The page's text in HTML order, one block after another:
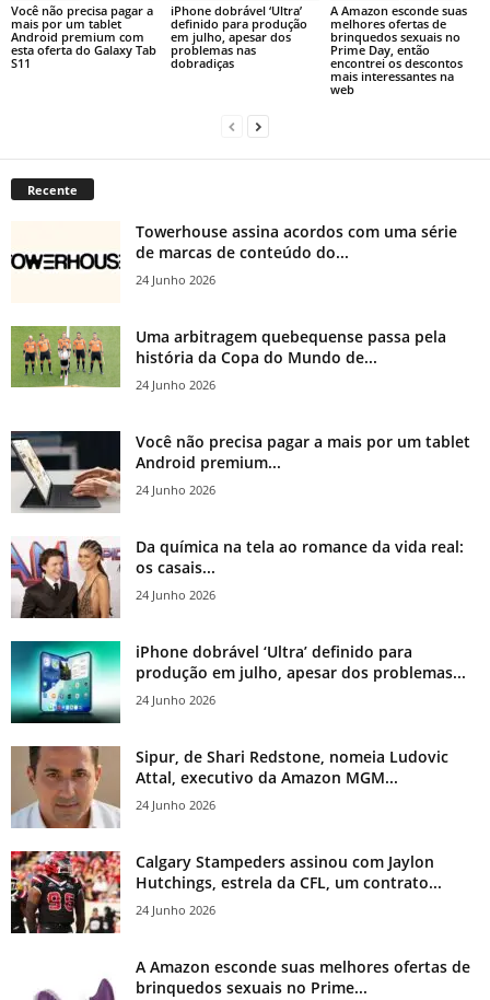
Você não precisa pagar a
mais por um tablet
Android premium com
esta oferta do Galaxy Tab
S11
iPhone dobrável ‘Ultra’
definido para produção
em julho, apesar dos
problemas nas
dobradiças
A Amazon esconde suas
melhores ofertas de
brinquedos sexuais no
Prime Day, então
encontrei os descontos
mais interessantes na
web
Recente
Towerhouse assina acordos com uma série
de marcas de conteúdo do...
24 Junho 2026
Uma arbitragem quebequense passa pela
história da Copa do Mundo de...
24 Junho 2026
Você não precisa pagar a mais por um tablet
Android premium...
24 Junho 2026
Da química na tela ao romance da vida real:
os casais...
24 Junho 2026
iPhone dobrável ‘Ultra’ definido para
produção em julho, apesar dos problemas...
24 Junho 2026
Sipur, de Shari Redstone, nomeia Ludovic
Attal, executivo da Amazon MGM...
24 Junho 2026
Calgary Stampeders assinou com Jaylon
Hutchings, estrela da CFL, um contrato...
24 Junho 2026
A Amazon esconde suas melhores ofertas de
brinquedos sexuais no Prime...